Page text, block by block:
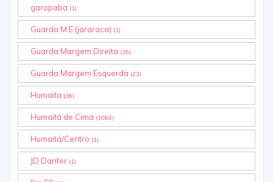
garopaba (1)
Guarda M.E (jararaca) (1)
Guarda Margem Direita (16)
Guarda Margem Esquerda (23)
Humaita (36)
Humaitá de Cima (1068)
Humaitá/Centro (1)
JD Danfer (1)